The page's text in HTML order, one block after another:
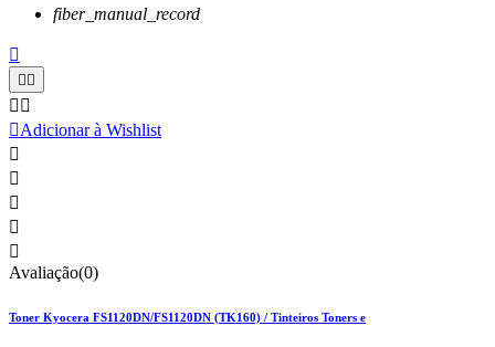
fiber_manual_record


 
Adicionar à Wishlist





Avaliação(0)
Toner Kyocera FS1120DN/FS1120DN (TK160) / Tinteiros Toners e